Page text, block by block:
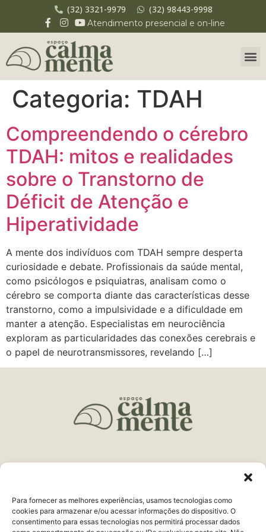
Para fornecer as melhores experiências, usamos tecnologias como
cookies para armazenar e/ou acessar informações do dispositivo. O
consentimento para essas tecnologias nos permitirá processar dados
(32) 3321-9979 (32) 98443-9998
Atendimento presencial e on-line
Categoria: TDAH
Compreendendo o cérebro
TDAH: mitos e realidades
sobre o Transtorno de
Déficit de Atenção e
Hiperatividade
A mente dos indivíduos com TDAH sempre desperta
curiosidade e debate. Profissionais da saúde mental,
como psicólogos e psiquiatras, analisam como o
cérebro se comporta diante das características desse
transtorno, como a impulsividade e a dificuldade em
manter a atenção. Especialistas em neurociência
exploram as particularidades das conexões cerebrais e
o papel de neurotransmissores, revelando […]
Telefone:(32) 3321-9979